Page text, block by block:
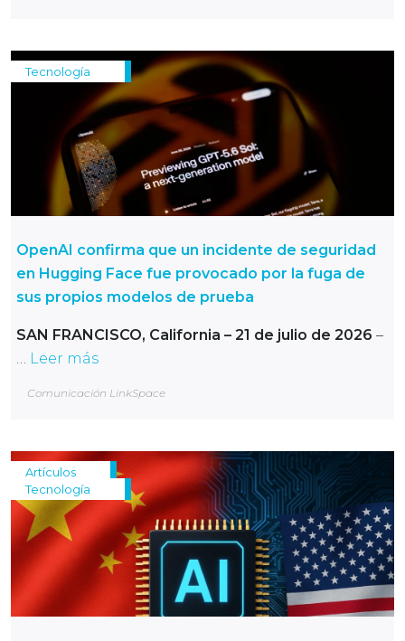
Tecnología
OpenAI confirma que un incidente de seguridad
en Hugging Face fue provocado por la fuga de
sus propios modelos de prueba
SAN FRANCISCO, California – 21 de julio de 2026 –
… Leer más
Comunicación LinkSpace
Artículos
Tecnología